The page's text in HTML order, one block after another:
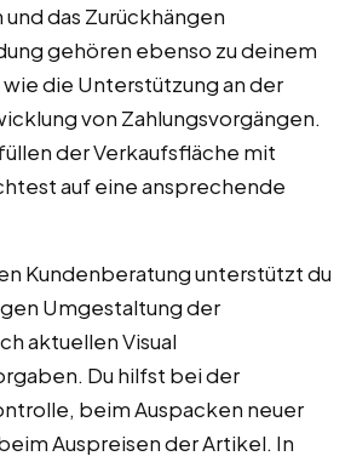
das Zurückhängen
gehören ebenso zu deinem
die Unterstützung an der
von Zahlungsvorgängen.
der Verkaufsfläche mit
auf eine ansprechende
Kundenberatung unterstützt du
Umgestaltung der
aktuellen Visual
Du hilfst bei der
beim Auspacken neuer
Auspreisen der Artikel. In